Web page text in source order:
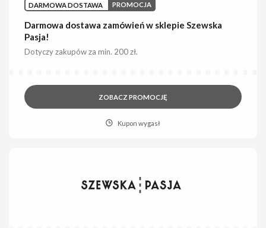
DARMOWA DOSTAWA PROMOCJA
Darmowa dostawa zamówień w sklepie Szewska
Pasja!
Dotyczy zakupów za min. 200 zł.
ZOBACZ PROMOCJĘ
Kupon wygasł